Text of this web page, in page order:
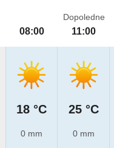
08:00
18 °C
0 mm
Dopoledne
11:00
25 °C
0 mm